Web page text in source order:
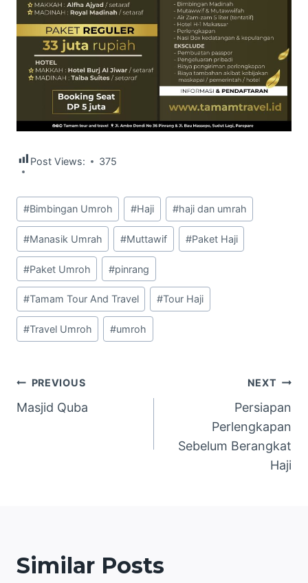
Post Views: 375
Post
Tags:
#Bimbingan Umroh #Haji #haji dan umrah
#Manasik Umrah #Muttawif #Paket Haji
#Paket Umroh #pinrang
#Tamam Tour And Travel #Tour Haji
#Travel Umroh #umroh
Navigasi
pos
PREVIOUS
Masjid Quba
NEXT
Persiapan
Perlengkapan
Sebelum Berangkat
Haji
Similar Posts